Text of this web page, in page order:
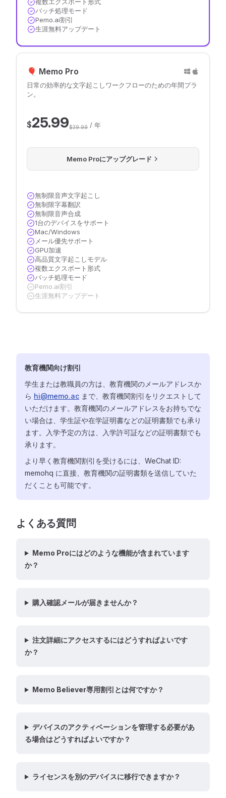
バッチ処理モード
Pemo.ai割引
生涯無料アップデート
🎈 Memo Pro
日常の効率的な文字起こしワークフローのための年間プラ
ン。
$25.99$39.99 / 年
Memo Proにアップグレード
無制限音声文字起こし
無制限字幕翻訳
無制限音声合成
1台のデバイスをサポート
Mac/Windows
メール優先サポート
GPU加速
高品質文字起こしモデル
複数エクスポート形式
バッチ処理モード
Pemo.ai割引
生涯無料アップデート
教育機関向け割引
学生または教職員の方は、教育機関のメールアドレスか
ら hi@memo.ac まで、教育機関割引をリクエストして
いただけます。教育機関のメールアドレスをお持ちでな
い場合は、学生証や在学証明書などの証明書類でも承り
ます。入学予定の方は、入学許可証などの証明書類でも
承ります。
より早く教育機関割引を受けるには、WeChat ID:
memohq に直接、教育機関の証明書類を送信していた
だくことも可能です。
よくある質問
Memo Proにはどのような機能が含まれています
か？
購入確認メールが届きませんか？
注文詳細にアクセスするにはどうすればよいです
か？
Memo Believer専用割引とは何ですか？
デバイスのアクティベーションを管理する必要があ
る場合はどうすればよいですか？
ライセンスを別のデバイスに移行できますか？